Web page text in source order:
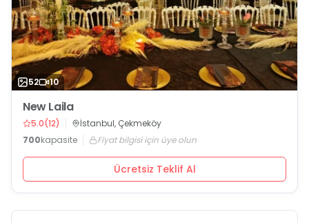
52 10
New Laila
5.0(12)
İstanbul, Çekmeköy
700kapasite Fiyat bilgisi için üye olun
Ücretsiz Teklif Al